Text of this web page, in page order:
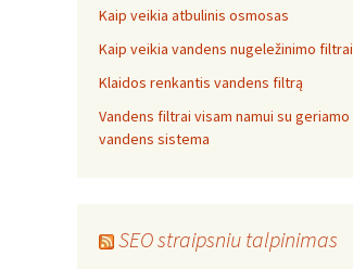
Kaip veikia atbulinis osmosas
Kaip veikia vandens nugeležinimo filtrai
Klaidos renkantis vandens filtrą
Vandens filtrai visam namui su geriamo
vandens sistema
SEO straipsniu talpinimas